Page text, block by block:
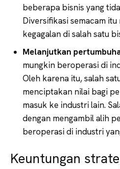
beberapa bisnis yang
Diversifikasi semacam
kegagalan di salah satu
Melanjutkan
mungkin beroperasi di
Oleh karena itu, salah
menciptakan nilai bagi
masuk ke industri lain.
dengan mengambil alih
beroperasi di industri
Keuntungan